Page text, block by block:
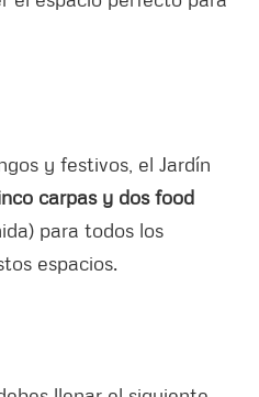
y festivos, el Jardín
carpas y dos food
para todos los
espacios.